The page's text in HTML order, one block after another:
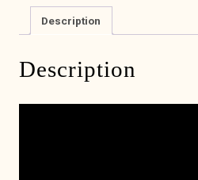
Description
Description